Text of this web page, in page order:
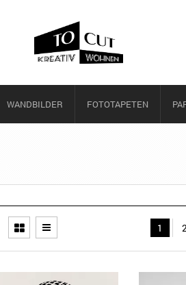
WANDBILDER FOTOTAPETEN
1